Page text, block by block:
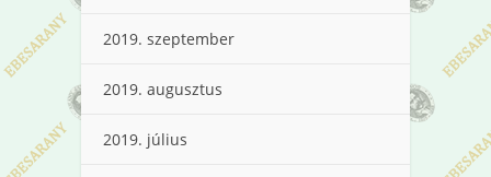
2019. szeptember
2019. augusztus
2019. július